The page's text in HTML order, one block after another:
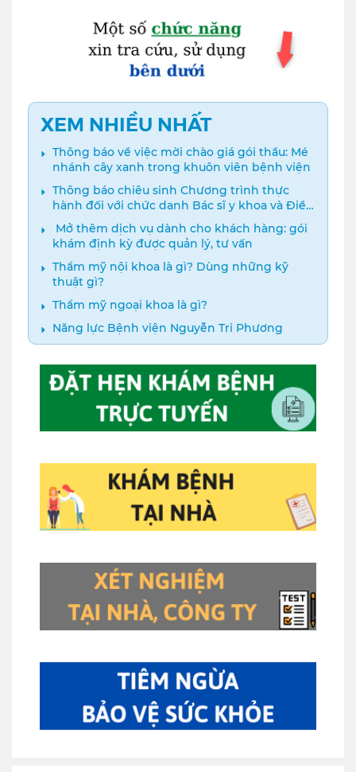
XEM NHIỀU NHẤT
Thông báo về việc mời chào giá gói thầu: Mé
nhánh cây xanh trong khuôn viên bệnh viện
Thông báo chiêu sinh Chương trình thực
hành đối với chức danh Bác sĩ y khoa và Điều
dưỡng năm 2024
️ Mở thêm dịch vụ dành cho khách hàng: gói
khám định kỳ được quản lý, tư vấn
Thẩm mỹ nội khoa là gì? Dùng những kỹ
thuật gì?
Thẩm mỹ ngoại khoa là gì?
Năng lực Bệnh viện Nguyễn Tri Phương